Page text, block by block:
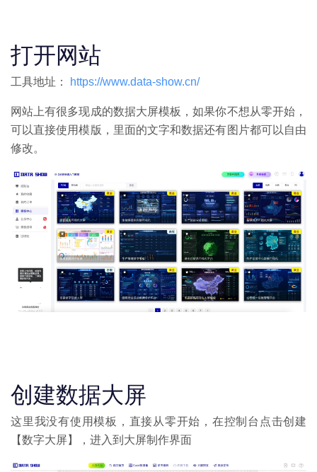
打开网站
工具地址： https://www.data-show.cn/
网站上有很多现成的数据大屏模板，如果你不想从零开始，
可以直接使用模版，里面的文字和数据还有图片都可以自由
修改。
创建数据大屏
这里我没有使用模板，直接从零开始，在控制台点击创建
【数字大屏】，进入到大屏制作界面